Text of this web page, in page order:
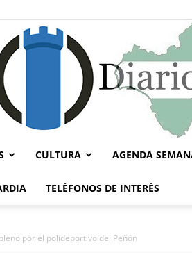
CULTURA AGENDA
TELÉFONOS DE INTERÉS
por el polideportivo del Peñón